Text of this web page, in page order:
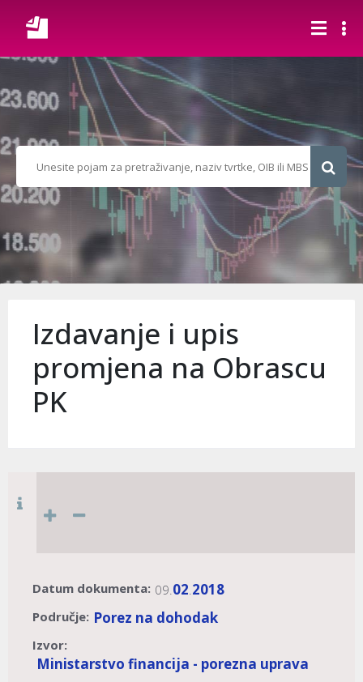
Izdavanje i upis
promjena na Obrascu
PK
Datum dokumenta: 09.02.2018
Područje: Porez na dohodak
Izvor:
Ministarstvo financija - porezna uprava